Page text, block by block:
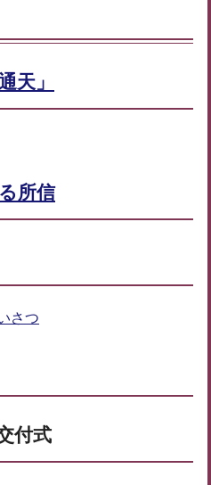
天」
所信
さつ
付式